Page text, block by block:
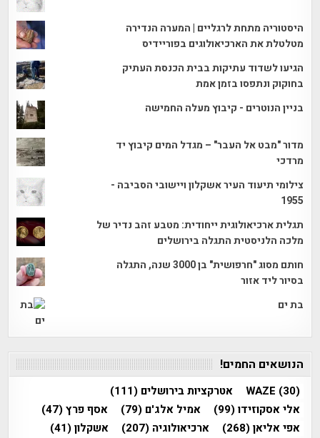
היסטוריה מתחת לרגליים | המערה הנדירה
מטלטלת את הארכיאולוגים בפוריידיס
הגיעו לשדוד עתיקות בבית הכנסת העתיק
בחוקוק ונתפסו בזמן אמת
בניין הנוטרים - קיבוץ מעלה החמישה
מדור "מבט אל העבר" – מגדל המים קיבוץ יד
מרדכי
צילומי תיעוד העיר אשקלון ויישובי הסביבה -
1955
תגלית ארכיאולוגית ייחודית: מטבע זהב נדיר של
מלכה הלניסטית התגלה בירושלים
חותם מסוג "חרפושית" בן 3000 שנה, התגלה
בסיור ליד אזור
בת ים
הנושאים החמים!
WAZE (30) אטרקציות בירושלים (111)
אלי אסקוזידו(99) אמיל אלג'ם (79) אסף פרץ(47)
אפי אליאן(268) ארכיאולוגיה (207) אשקלון(41)